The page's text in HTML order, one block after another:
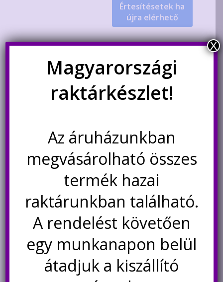
Értesítésetek ha
újra elérhető
ZNTER AAA Li-ion 1.5V USB-C
tölthető elem, 600mAh
FtOriginal
price
was:
2.200FtCurrent
price
is:
Kosárba teszem
Kapcsolódó termékek
Magyarországi
raktárkészlet!
Az áruházunkban
megvásárolható összes
termék hazai
raktárunkban található.
A rendelést követően
egy munkanapon belül
átadjuk a kiszállító
X